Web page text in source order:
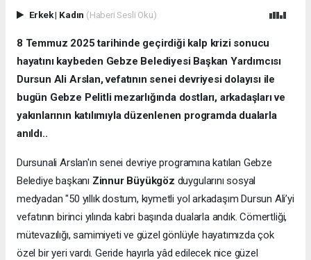
Erkek| Kadın (Haberi Sesli Oku)
8 Temmuz 2025 tarihinde geçirdiği kalp krizi sonucu
hayatını kaybeden Gebze Belediyesi Başkan Yardımcısı
Dursun Ali Arslan, vefatının senei devriyesi dolayısı ile
bugün Gebze Pelitli mezarlığında dostları, arkadaşları ve
yakınlarının katılımıyla düzenlenen programda dualarla
anıldı..
Dursunali Arslan'ın senei devriye programına katılan Gebze
Belediye başkanı Zinnur Büyükgöz duygularını sosyal
medyadan "50 yıllık dostum, kıymetli yol arkadaşım Dursun Ali’yi
vefatının birinci yılında kabri başında dualarla andık. Cömertliği,
mütevazılığı, samimiyeti ve güzel gönlüyle hayatımızda çok
özel bir yeri vardı. Geride hayırla yâd edilecek nice güzel